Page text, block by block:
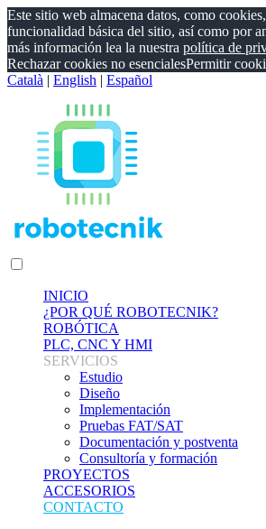
Este sitio web almacena datos, como
funcionalidad básica del sitio, así como por
más información lea la nuestra política de
Rechazar cookies no esencialesPermitir
Català | English | Español
INICIO
¿POR QUÉ ROBOTECNIK?
ROBÓTICA
PLC, CNC Y HMI
SERVICIOS
Estudio
Diseño
Implementación
Pruebas FAT/SAT
Documentación y postventa
Consultoría y formación
PROYECTOS
ACCESORIOS
CONTACTO